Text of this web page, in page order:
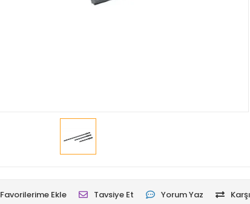
Favorilerime Ekle Tavsiye Et Yorum Yaz